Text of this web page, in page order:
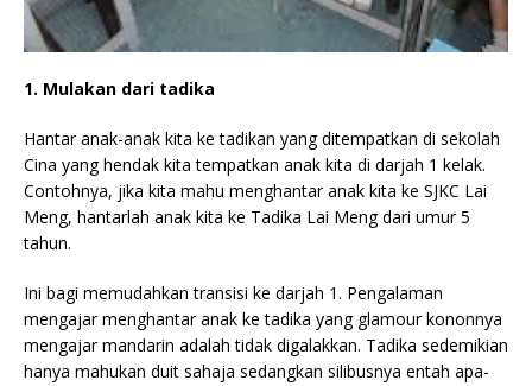
1. Mulakan dari tadika
Hantar anak-anak kita ke tadikan yang ditempatkan di sekolah
Cina yang hendak kita tempatkan anak kita di darjah 1 kelak.
Contohnya, jika kita mahu menghantar anak kita ke SJKC Lai
Meng, hantarlah anak kita ke Tadika Lai Meng dari umur 5
tahun.
Ini bagi memudahkan transisi ke darjah 1. Pengalaman
mengajar menghantar anak ke tadika yang glamour kononnya
mengajar mandarin adalah tidak digalakkan. Tadika sedemikian
hanya mahukan duit sahaja sedangkan silibusnya entah apa-